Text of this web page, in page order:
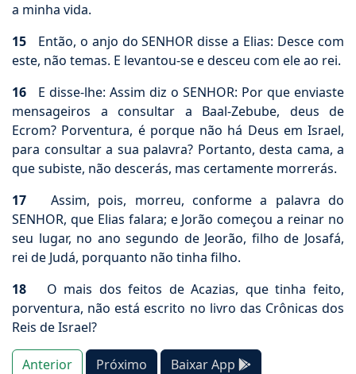
a minha vida.
15 Então, o anjo do SENHOR disse a Elias: Desce com
este, não temas. E levantou-se e desceu com ele ao rei.
16 E disse-lhe: Assim diz o SENHOR: Por que enviaste
mensageiros a consultar a Baal-Zebube, deus de
Ecrom? Porventura, é porque não há Deus em Israel,
para consultar a sua palavra? Portanto, desta cama, a
que subiste, não descerás, mas certamente morrerás.
17 Assim, pois, morreu, conforme a palavra do
SENHOR, que Elias falara; e Jorão começou a reinar no
seu lugar, no ano segundo de Jeorão, filho de Josafá,
rei de Judá, porquanto não tinha filho.
18 O mais dos feitos de Acazias, que tinha feito,
porventura, não está escrito no livro das Crônicas dos
Reis de Israel?
Anterior Próximo Baixar App